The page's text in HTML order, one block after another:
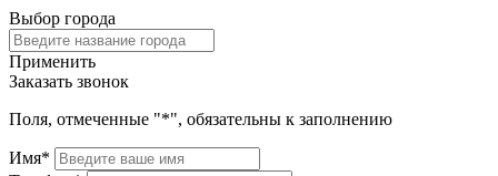
Выбор города
Применить
Заказать звонок
Поля, отмеченные "*", обязательны к заполнению
Имя*